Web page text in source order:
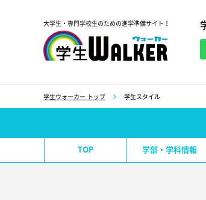
大学生・専門学校生のための進学準備サイト！
学生ウォーカー トップ 学生スタイル
TOP 学部・学科情報